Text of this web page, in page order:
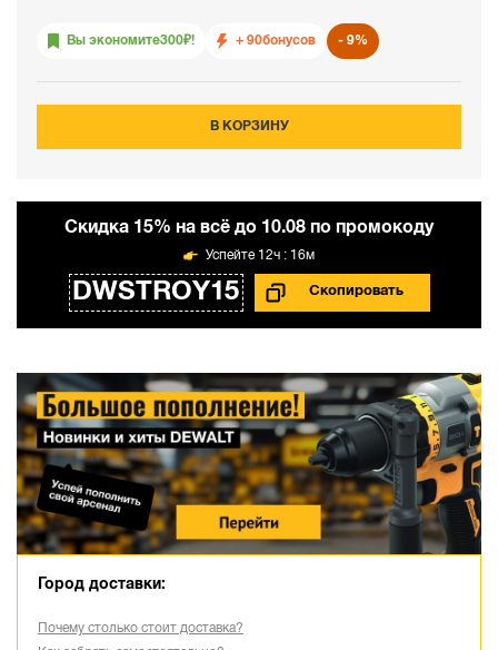
Вы экономите300₽! + 90бонусов 9%
В КОРЗИНУ
Cкидка 15% на всё до 10.08 по промокоду
DWSTROY15
12ч : 16м
Город доставки:
Почему столько стоит доставка?